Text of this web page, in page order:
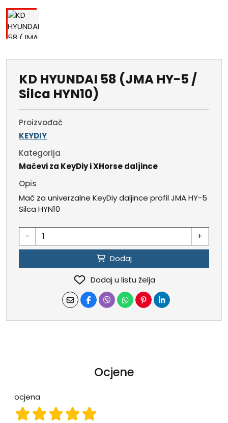
KD HYUNDAI 58 (JMA HY-5 /
Silca HYN10)
Proizvođač
KEYDIY
Kategorija
Mačevi za KeyDiy i XHorse daljince
Opis
Mač za univerzalne KeyDiy daljince profil JMA HY-5
Silca HYN10
- +
Dodaj
Dodaj u listu želja
Ocjene
ocjena
ocjena 5
ocjena 4
ocjena 3
ocjena 2
ocjena 1